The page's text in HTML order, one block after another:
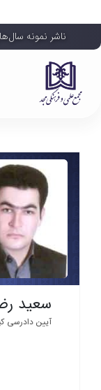
ناشر نمونه سال‌های ۱۳۹۳ و ۱۳۹۴ و ۱۳۹۷ جمهوری
سعید
آیین دادرسی